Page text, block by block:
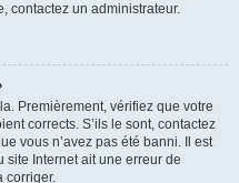
contactez un administrateur.
Premièrement, vérifiez que votre
corrects. S’ils le sont, contactez
vous n’avez pas été banni. Il est
Internet ait une erreur de
corriger.